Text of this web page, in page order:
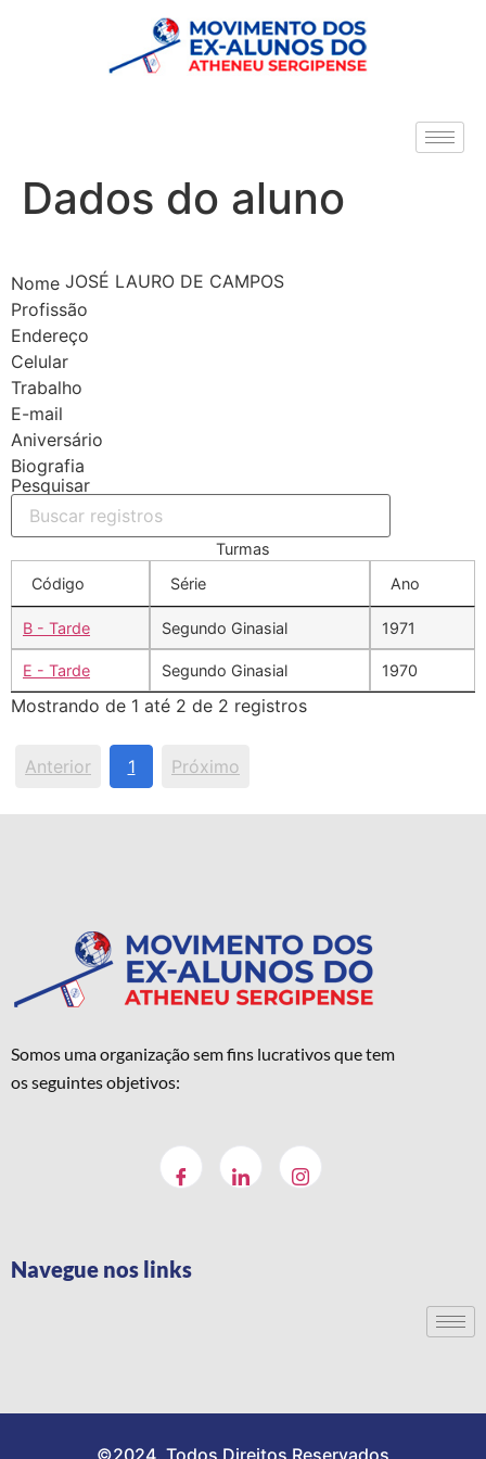
Dados do aluno
Nome JOSÉ LAURO DE CAMPOS
Profissão
Endereço
Celular
Trabalho
E-mail
Aniversário
Biografia
Pesquisar
Turmas
Código
Série Ano
B - Tarde Segundo Ginasial 1971
E - Tarde Segundo Ginasial 1970
Mostrando de 1 até 2 de 2 registros
Anterior 1 Próximo
Somos uma organização sem fins lucrativos que tem
os seguintes objetivos:
Navegue nos links
©2024. Todos Direitos Reservados